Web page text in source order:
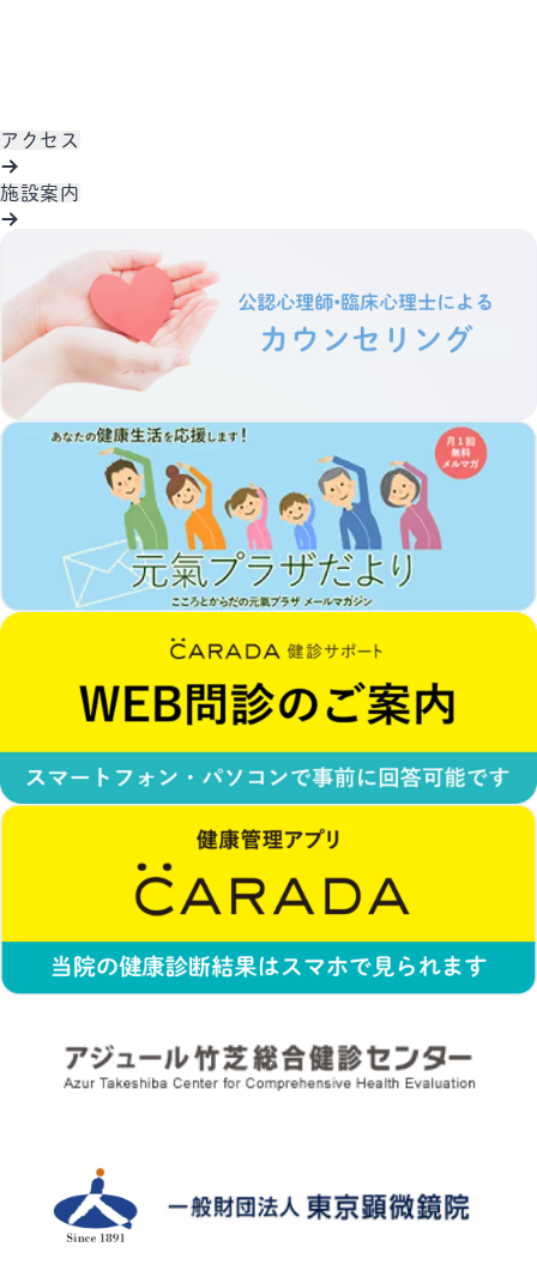
アクセス
施設案内